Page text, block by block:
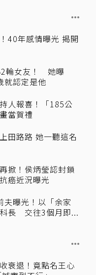
40年感情曝光 揭開
2輪女友！ 她曝
就認定是他
人報喜！「185公
當賀禮
田路路 她一聽這名
掀！侯炳瑩認封鎖
癌近況曝光
夫曝光！以「余家
長 交往3個月即...
衰退！竟點名王心